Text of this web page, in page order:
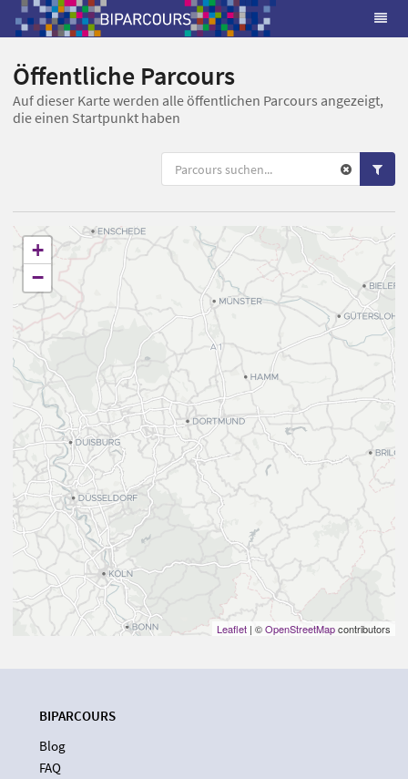
Öffentliche Parcours
Auf dieser Karte werden alle öffentlichen Parcours angezeigt,
die einen Startpunkt haben
+
−
Leaflet | ©OpenStreetMapcontributors
BIPARCOURS
Blog
FAQ